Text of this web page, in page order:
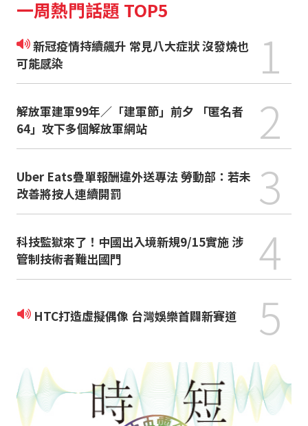
一周熱門話題 TOP5
新冠疫情持續飆升 常見八大症狀 沒發燒也
可能感染
1
解放軍建軍99年／「建軍節」前夕 「匿名者
64」攻下多個解放軍網站
2
Uber Eats疊單報酬違外送專法 勞動部：若未
改善將按人連續開罰
3
科技監獄來了！中國出入境新規9/15實施 涉
管制技術者難出國門
4
HTC打造虛擬偶像 台灣娛樂首闢新賽道 5